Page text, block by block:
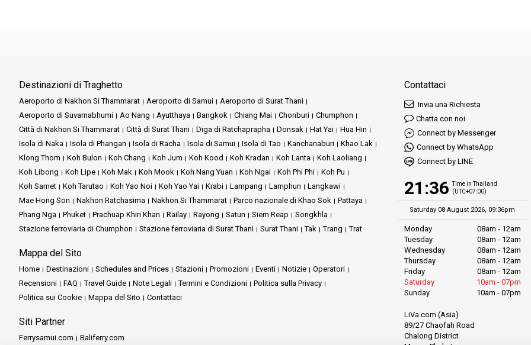
Destinazioni di Traghetto
Aeroporto di Nakhon Si Thammarat Aeroporto di Samui
Aeroporto di Surat Thani
Aeroporto di Suvarnabhumi
Ao Nang Ayutthaya Bangkok Chiang Mai Chonburi
Chumphon
Città di Nakhon Si Thammarat
Città di Surat Thani Diga di Ratchaprapha Donsak Hat Yai
Hua Hin
Isola di Naka
Isola di Phangan Isola di Racha Isola di Samui Isola di Tao Kanchanaburi
Khao Lak
Klong Thom
Koh Bulon Koh Chang Koh Jum Koh Kood Koh Kradan Koh Lanta
Koh Laoliang
Koh Libong
Koh Lipe Koh Mak Koh Mook Koh Nang Yuan Koh Ngai Koh Phi Phi
Koh Pu
Koh Samet
Koh Tarutao Koh Yao Noi Koh Yao Yai Krabi Lampang Lamphun
Langkawi
Mae Hong Son
Nakhon Ratchasima Nakhon Si Thammarat Parco nazionale di Khao Sok
Pattaya
Phang Nga
Phuket Prachuap Khiri Khan Railay Rayong Satun Siem Reap
Songkhla
Stazione ferroviaria di Chumphon
Stazione ferroviaria di Surat Thani Surat Thani Tak Trang Trat
Mappa del Sito
Home Destinazioni Schedules and Prices Stazioni Promozioni Eventi Notizie
Operatori
Recensioni
FAQ Travel Guide Note Legali Termini e Condizioni
Politica sulla Privacy
Politica sui Cookie
Mappa del Sito Contattaci
Siti Partner
Ferrysamui.com Baliferry.com
Contattaci
Invia una Richiesta
Chatta con noi
Connect by Messenger
Connect by WhatsApp
Connect by LINE
21:36 Time in Thailand
(UTC+07:00)
Saturday 08 August 2026, 09:36pm
Monday
08am - 12am
Tuesday
08am - 12am
Wednesday
08am - 12am
Thursday
08am - 12am
Friday
08am - 12am
Saturday
10am - 07pm
Sunday
10am - 07pm
LiVa.com (Asia)
89/27 Chaofah Road
Chalong District